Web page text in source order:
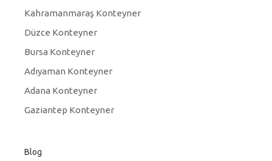
Kahramanmaraş Konteyner
Düzce Konteyner
Bursa Konteyner
Adıyaman Konteyner
Adana Konteyner
Gaziantep Konteyner
Blog